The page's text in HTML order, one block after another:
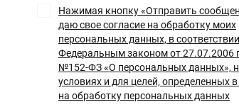
Нажимая кнопку «Отправить
даю свое согласие на обработку моих
персональных данных, в
Федеральным законом от 27.07.2006
№152-ФЗ «О персональных данных»,
условиях и для целей, определенных
на обработку персональных данных